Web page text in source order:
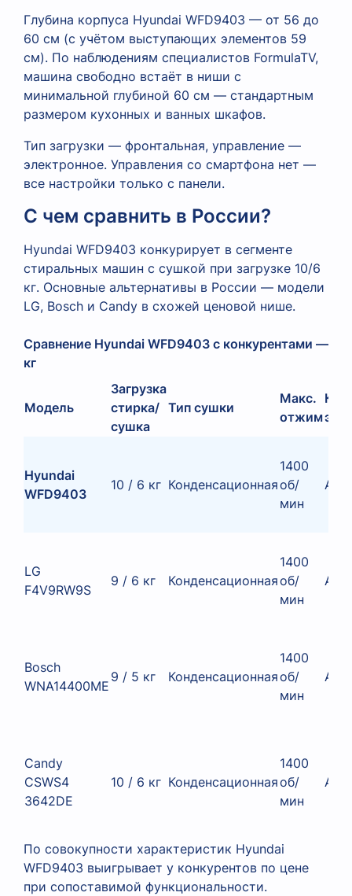
Глубина корпуса Hyundai WFD9403 — от 56 до
60 см (с учётом выступающих элементов 59
см). По наблюдениям специалистов FormulaTV,
машина свободно встаёт в ниши с
минимальной глубиной 60 см — стандартным
размером кухонных и ванных шкафов.
Тип загрузки — фронтальная, управление —
электронное. Управления со смартфона нет —
все настройки только с панели.
С чем сравнить в России?
Hyundai WFD9403 конкурирует в сегменте
стиральных машин с сушкой при загрузке 10/6
кг. Основные альтернативы в России — модели
LG, Bosch и Candy в схожей ценовой нише.
Сравнение Hyundai WFD9403 с конкурентами —
кг
Модель
Загрузка
стирка/
сушка
Тип сушки
Макс.
отжим
Hyundai
WFD9403
10 / 6 кг Конденсационная
1400
об/
мин
A
LG
F4V9RW9S
9 / 6 кг Конденсационная
1400
об/
мин
A
Bosch
WNA14400ME
9 / 5 кг Конденсационная
1400
об/
мин
A
Candy
CSWS4
3642DE
10 / 6 кг Конденсационная
1400
об/
мин
A
По совокупности характеристик Hyundai
WFD9403 выигрывает у конкурентов по цене
при сопоставимой функциональности.